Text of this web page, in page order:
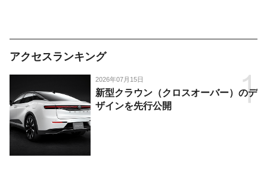
アクセスランキング
2026年07月15日
新型クラウン（クロスオーバー）のデ
ザインを先行公開